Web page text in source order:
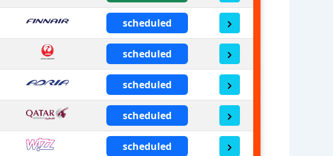
scheduled
scheduled
scheduled
scheduled
scheduled